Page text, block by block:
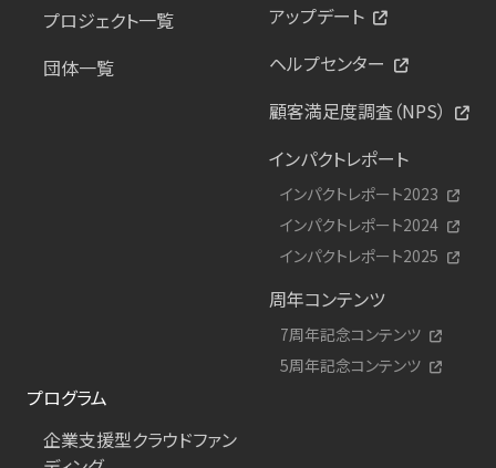
プロジェクト一覧
団体一覧
アップデート
ヘルプセンター
顧客満足度調査（NPS）
インパクトレポート
インパクトレポート2023
インパクトレポート2024
インパクトレポート2025
周年コンテンツ
7周年記念コンテンツ
5周年記念コンテンツ
プログラム
企業支援型クラウドファン